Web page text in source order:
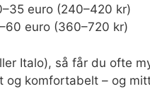
euro (240–420 kr)
euro (360–720 kr)
Italo), så får du ofte
og komfortabelt – og